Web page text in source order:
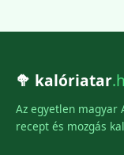
🥦 kalóriatar
Az egyetlen magyar
recept és mozgás